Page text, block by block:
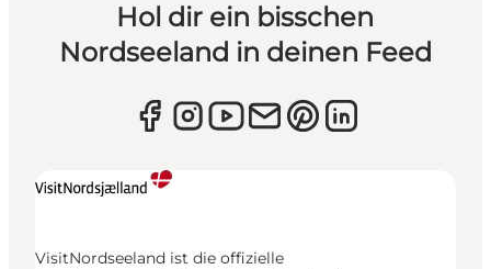
Hol dir ein bisschen
Nordseeland in deinen Feed
VisitNordseeland ist die offizielle